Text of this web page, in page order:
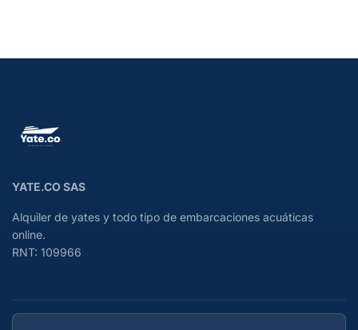
YATE.CO SAS
Alquiler de yates y todo tipo de embarcaciones acuáticas
online.
RNT: 109966